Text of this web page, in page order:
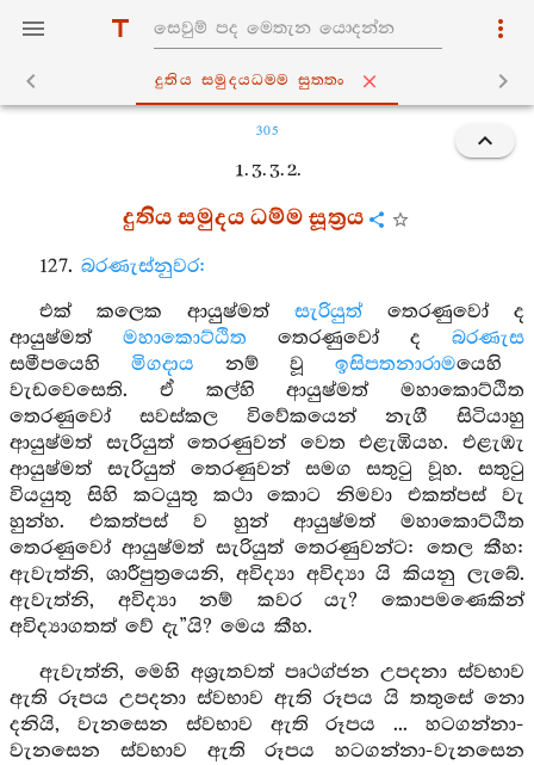
දුතිය සමුදයධම‍්ම සුත‍්තං
305
1. 3. 3. 2.
දුතිය සමුදය ධම්ම සූත්‍රය
127. බරණැස්නුවර:
එක් කලෙක ආයුෂ්මත් සැරියුත්තෙරණුවෝ ද
ආයුෂ්මත් මහාකොට්ඨිත තෙරණුවෝ ද බරණැස
සමීපයෙහි මිගදාය නම් වූඉසිපතනාරාමයෙහි
වැඩවෙසෙති. ඒ කල්හි ආයුෂ්මත් මහාකොට්ඨිත
තෙරණුවෝ සවස්කල විවේකයෙන් නැගී සිටියාහු
ආයුෂ්මත් සැරියුත් තෙරණුවන් වෙත එළැඹියහ. එළැඹැ
ආයුෂ්මත් සැරියුත් තෙරණුවන් සමග සතුටු වූහ. සතුටු
වියයුතු සිහි කටයුතු කථා කොට නිමවා එකත්පස් වැ
හුන්හ. එකත්පස් ව හුන් ආයුෂ්මත් මහාකොට්ඨිත
තෙරණුවෝ ආයුෂ්මත් සැරියුත් තෙරණුවන්ට: තෙල කීහ:
ඇවැත්නි, ශාරීපුත්‍රයෙනි, අවිද්‍යා අවිද්‍යා යි කියනු ලැබේ.
ඇවැත්නි, අවිද්‍යා නම් කවර යැ? කොපමණෙකින්
අවිද්‍යාගතත් වේ දැ”යි? මෙය කීහ.
ඇවැත්නි, මෙහි අශ්‍රැතවත් පෘථග්ජන උපදනා ස්වභාව
ඇති රූපය උපදනා ස්වභාව ඇති රූපය යි තතුසේ නො
දනියි, වැනසෙන ස්වභාව ඇති රූපය ... හටගන්නා-
වැනසෙන ස්වභාව ඇති රූපය හටගන්නා-වැනසෙන